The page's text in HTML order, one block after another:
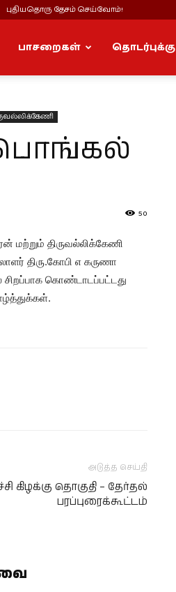
புதியதொரு தேசம் செய்வோம்!
பாசறைகள் தொடர்புக்கு
பொங்கல்
50
மற்றும் திருவல்லிக்கேணி
திரு.கோபி எ கருணா
கொண்டாடப்பட்டது
அடுத்த செய்தி
கிழக்கு தொகுதி – தேர்தல்
பரப்புரைக்கூட்டம்